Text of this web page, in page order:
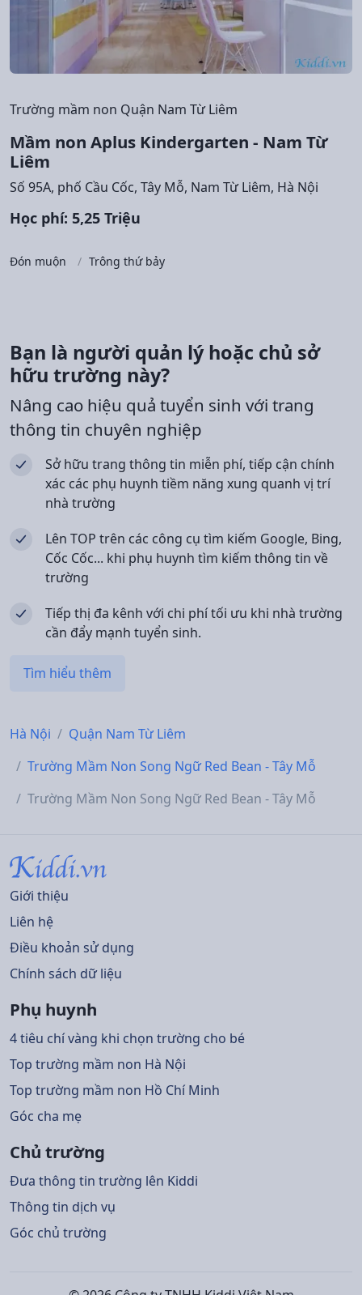
Trường mầm non Quận Nam Từ Liêm
Mầm non Aplus Kindergarten - Nam Từ
Liêm
Số 95A, phố Cầu Cốc, Tây Mỗ, Nam Từ Liêm, Hà Nội
Học phí: 5,25 Triệu
Đón muộn Trông thứ bảy
Bạn là người quản lý hoặc chủ sở
hữu trường này?
Nâng cao hiệu quả tuyển sinh với trang
thông tin chuyên nghiệp
Sở hữu trang thông tin miễn phí, tiếp cận chính
xác các phụ huynh tiềm năng xung quanh vị trí
nhà trường
Lên TOP trên các công cụ tìm kiếm Google, Bing,
Cốc Cốc... khi phụ huynh tìm kiếm thông tin về
trường
Tiếp thị đa kênh với chi phí tối ưu khi nhà trường
cần đẩy mạnh tuyển sinh.
Tìm hiểu thêm
Hà Nội
Quận Nam Từ Liêm
Trường Mầm Non Song Ngữ Red Bean - Tây Mỗ
Trường Mầm Non Song Ngữ Red Bean - Tây Mỗ
Giới thiệu
Liên hệ
Điều khoản sử dụng
Chính sách dữ liệu
Phụ huynh
4 tiêu chí vàng khi chọn trường cho bé
Top trường mầm non Hà Nội
Top trường mầm non Hồ Chí Minh
Góc cha mẹ
Chủ trường
Đưa thông tin trường lên Kiddi
Thông tin dịch vụ
Góc chủ trường